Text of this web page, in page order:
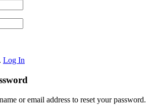
Log In
or email address to reset your password.